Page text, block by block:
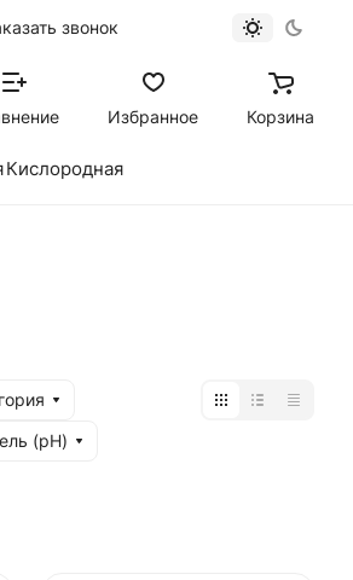
звонок
Избранное Корзина
Кислородная
(рН)